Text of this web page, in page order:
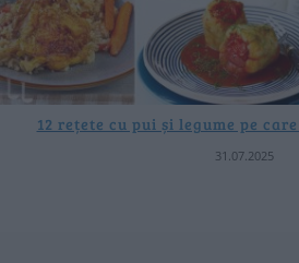
12 rețete cu pui și legume pe
31.07.2025